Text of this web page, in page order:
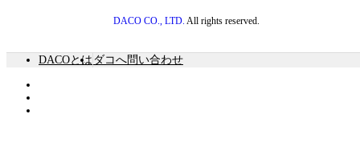
DACO CO., LTD. All rights reserved.
DACOとは ダコへ問い合わせ